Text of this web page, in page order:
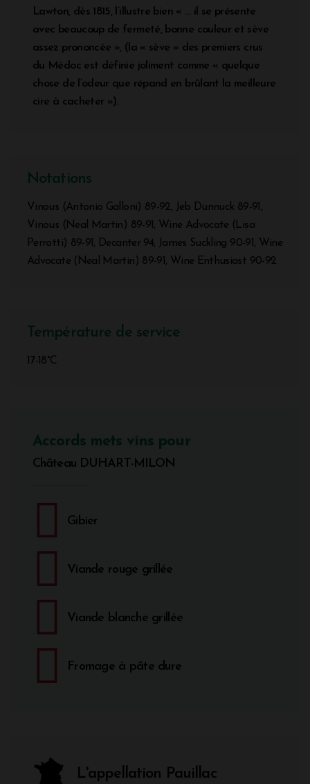
Lawton, dès 1815, l’illustre bien « … il se présente
avec beaucoup de fermeté, bonne couleur et sève
assez prononcée », (la « sève » des premiers crus
du Médoc est définie joliment comme « quelque
chose de l’odeur que répand en brûlant la meilleure
cire à cacheter »).
Notations
Vinous (Antonio Galloni) 89-92, Jeb Dunnuck 89-91,
Vinous (Neal Martin) 89-91, Wine Advocate (Lisa
Perrotti) 89-91, Decanter 94, James Suckling 90-91, Wine
Advocate (Neal Martin) 89-91, Wine Enthusiast 90-92
Température de service
17-18°C
Accords mets vins pour
Château DUHART-MILON
Gibier
Viande rouge grillée
Viande blanche grillée
Fromage à pâte dure
L'appellation Pauillac